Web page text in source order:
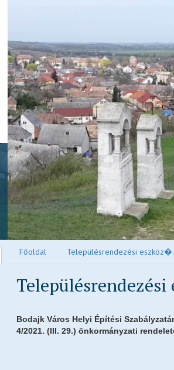
Főoldal Településrendezési
Településrendezési
Bodajk Város Helyi Építési
4/2021. (III. 29.) önkormányzati